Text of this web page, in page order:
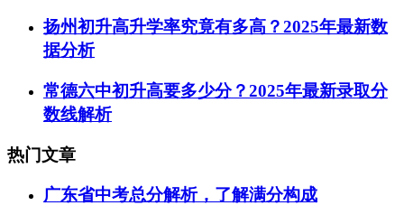
扬州初升高升学率究竟有多高？2025年最新数
据分析
常德六中初升高要多少分？2025年最新录取分
数线解析
热门文章
广东省中考总分解析，了解满分构成